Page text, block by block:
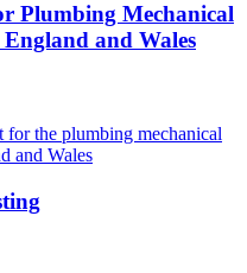
Plumbing Mechanical
and Wales
for the plumbing mechanical
and Wales